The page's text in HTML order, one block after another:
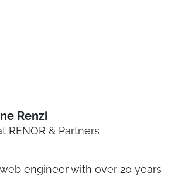
Renzi
RENOR & Partners
engineer with over 20 years